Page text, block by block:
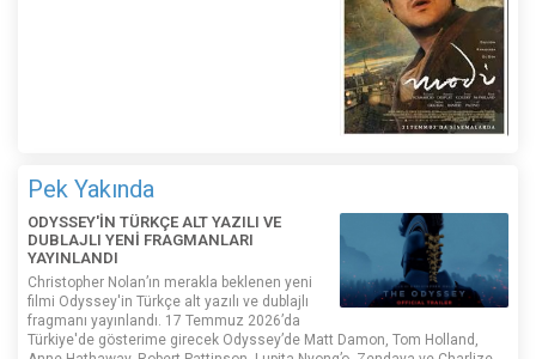
Pek Yakında
ODYSSEY'İN TÜRKÇE ALT YAZILI VE
DUBLAJLI YENİ FRAGMANLARI
YAYINLANDI
Christopher Nolan’ın merakla beklenen yeni
filmi Odyssey'in Türkçe alt yazılı ve dublajlı
fragmanı yayınlandı. 17 Temmuz 2026’da
Türkiye'de gösterime girecek Odyssey’de Matt Damon, Tom Holland,